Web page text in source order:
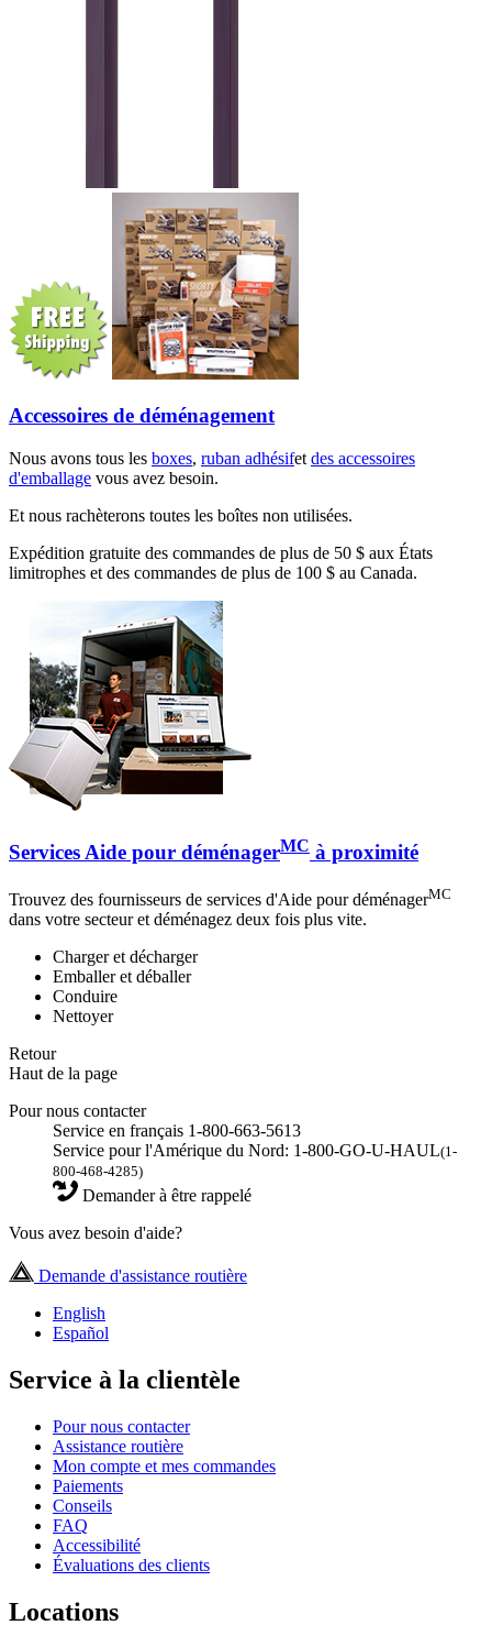
Accessoires de déménagement
Nous avons tous les boxes, ruban adhésifet des accessoires
d'emballage vous avez besoin.
Et nous rachèterons toutes les boîtes non utilisées.
Expédition gratuite des commandes de plus de 50 $ aux États
limitrophes et des commandes de plus de 100 $ au Canada.
Services Aide pour déménagerMC à proximité
Trouvez des fournisseurs de services d'Aide pour déménagerMC
dans votre secteur et déménagez deux fois plus vite.
Charger et décharger
Emballer et déballer
Conduire
Nettoyer
Retour
Haut de la page
Pour nous contacter
Service en français 1-800-663-5613
Service pour l'Amérique du Nord: 1-800-GO-U-HAUL(1-
800-468-4285)
Demander à être rappelé
Vous avez besoin d'aide?
Demande d'assistance routière
English
Español
Service à la clientèle
Pour nous contacter
Assistance routière
Mon compte et mes commandes
Paiements
Conseils
FAQ
Accessibilité
Évaluations des clients
Locations